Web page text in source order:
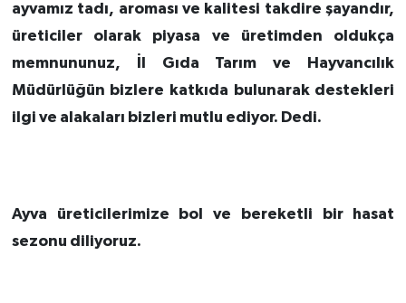
ayvamız tadı, aroması ve kalitesi takdire şayandır,
üreticiler olarak piyasa ve üretimden oldukça
memnununuz, İl Gıda Tarım ve Hayvancılık
Müdürlüğün bizlere katkıda bulunarak destekleri
ilgi ve alakaları bizleri mutlu ediyor. Dedi.
Ayva üreticilerimize bol ve bereketli bir hasat
sezonu diliyoruz.